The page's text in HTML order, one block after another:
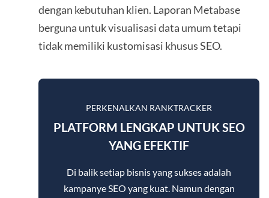
dengan kebutuhan klien. Laporan Metabase
berguna untuk visualisasi data umum tetapi
tidak memiliki kustomisasi khusus SEO.
PERKENALKAN RANKTRACKER
PLATFORM LENGKAP UNTUK SEO
YANG EFEKTIF
Di balik setiap bisnis yang sukses adalah
kampanye SEO yang kuat. Namun dengan